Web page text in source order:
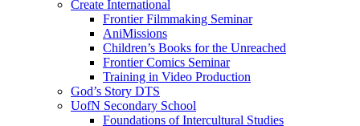
Create International
Frontier Filmmaking Seminar
AniMissions
Children’s Books for the Unreached
Frontier Comics Seminar
Training in Video Production
God’s Story DTS
UofN Secondary School
Foundations of Intercultural Studies